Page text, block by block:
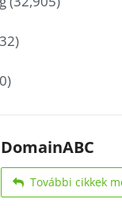
DomainABC
További cikkek